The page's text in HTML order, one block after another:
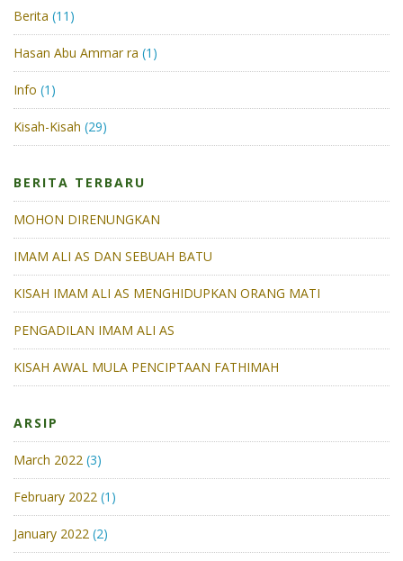
Berita (11)
Hasan Abu Ammar ra (1)
Info (1)
Kisah-Kisah (29)
BERITA TERBARU
MOHON DIRENUNGKAN
IMAM ALI AS DAN SEBUAH BATU
KISAH IMAM ALI AS MENGHIDUPKAN ORANG MATI
PENGADILAN IMAM ALI AS
KISAH AWAL MULA PENCIPTAAN FATHIMAH
ARSIP
March 2022 (3)
February 2022 (1)
January 2022 (2)